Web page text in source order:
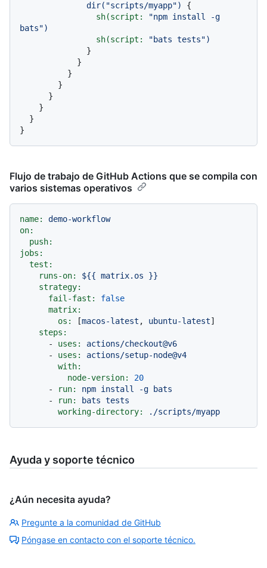
dir("scripts/myapp")
{
sh(script:
"npm install -g
bats")
sh(script:
"bats tests")
Flujo de trabajo de GitHub Actions que se compila con
varios sistemas operativos
name:
demo-workflow
on:
push:
jobs:
test:
runs-on:
${{ matrix.os
}}
strategy:
fail-fast:
false
matrix:
os:
[macos-latest , ubuntu-latest]
steps:
-
uses:
actions/checkout@v6
-
uses:
actions/setup-node@v4
with:
node-version:
20
-
run: npm install -g
bats
-
run: bats tests
working-directory:
./scripts/myapp
Ayuda y soporte técnico
¿Aún necesita ayuda?
Pregunte a la comunidad de GitHub
Póngase en contacto con el soporte técnico.